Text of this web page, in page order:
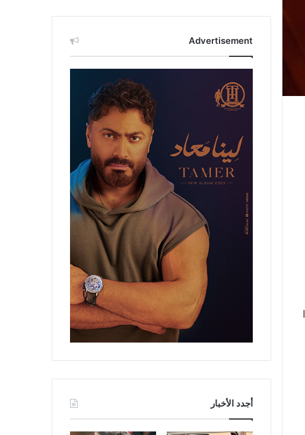
Advertisement
أجدد الأخبار